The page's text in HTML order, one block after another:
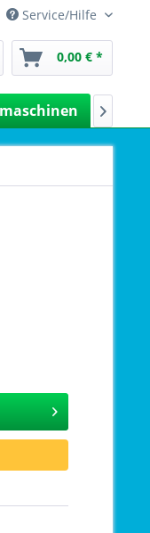
Service/Hilfe
0,00 € *
